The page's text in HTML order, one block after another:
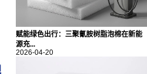
赋能绿色出行：三聚氰胺树脂泡棉在新能
源充...
2026-04-20